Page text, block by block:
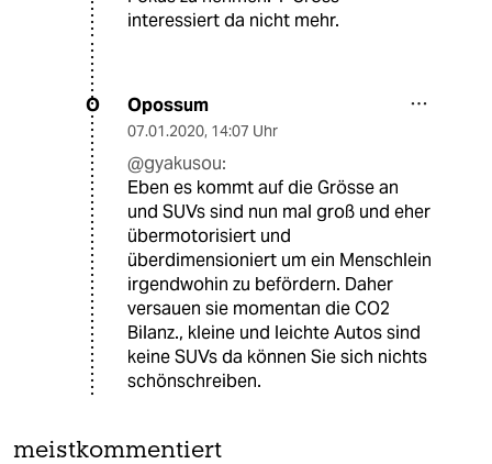
interessiert da nicht mehr.
O Opossum
07.01.2020, 14:07 Uhr
@gyakusou:
Eben es kommt auf die Grösse an
und SUVs sind nun mal groß und eher
übermotorisiert und
überdimensioniert um ein Menschlein
irgendwohin zu befördern. Daher
versauen sie momentan die CO2
Bilanz., kleine und leichte Autos sind
keine SUVs da können Sie sich nichts
schönschreiben.
meistkommentiert